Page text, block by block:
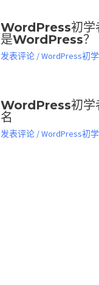
WordPress初学
是WordPress？
发表评论 /WordPress初
WordPress初学
名
发表评论 /WordPress初